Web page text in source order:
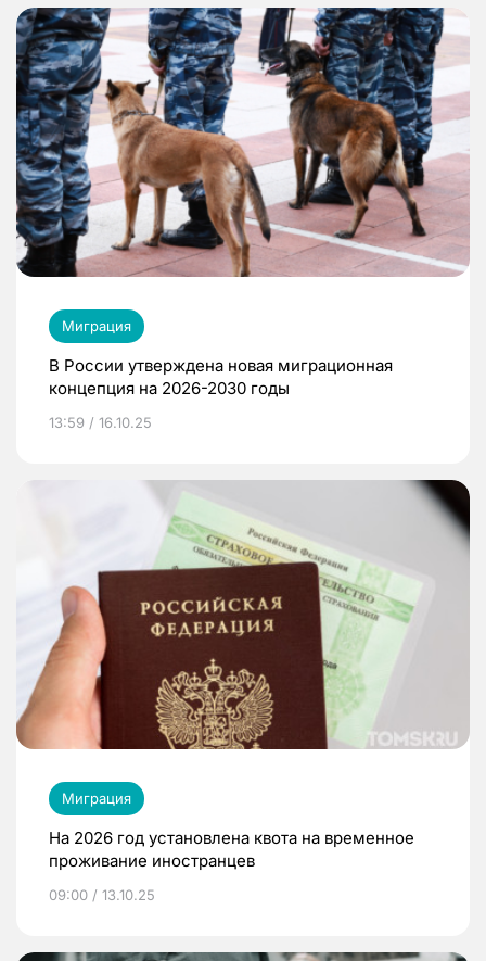
Миграция
В России утверждена новая миграционная
концепция на 2026-2030 годы
13:59 / 16.10.25
Миграция
На 2026 год установлена квота на временное
проживание иностранцев
09:00 / 13.10.25